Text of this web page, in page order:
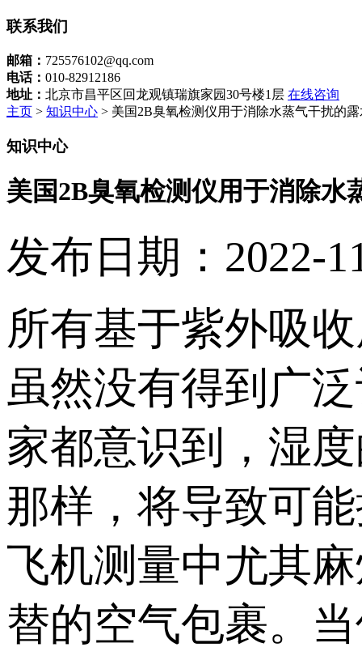
联系我们
邮箱： 725576102@qq.com
电话： 010-82912186
地址： 北京市昌平区回龙观镇瑞旗家园30号楼1层 在线咨询
主页 > 知识中心 > 美国2B臭氧检测仪用于消除水蒸气干扰的
知识中心
美国2B臭氧检测仪用于消除
发布日期：2022-
所有基于紫外吸
虽然没有得到广
家都意识到，湿
那样，将导致可
飞机测量中尤其
替的空气包裹。